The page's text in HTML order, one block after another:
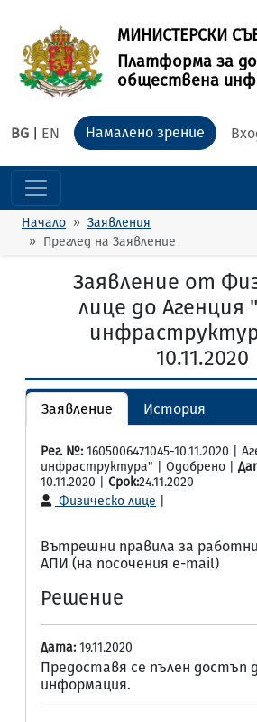
МИНИСТЕРСКИ
Платформа за
обществена
BG EN Намалено зрение
Начало
Заявления
Преглед на Заявление
Заявление от
лице до Агенция
10.11.2020
Заявление История
Рег. №: 1605006471045-10.11.2020 |
инфраструктура" | Одобрено |
10.11.2020 | Срок:24.11.2020
Физическо лице
Вътрешни правила за
АПИ (на посочения e-mail)
Решение
Дата: 19.11.2020
Предоставя се пълен достъп
информация.